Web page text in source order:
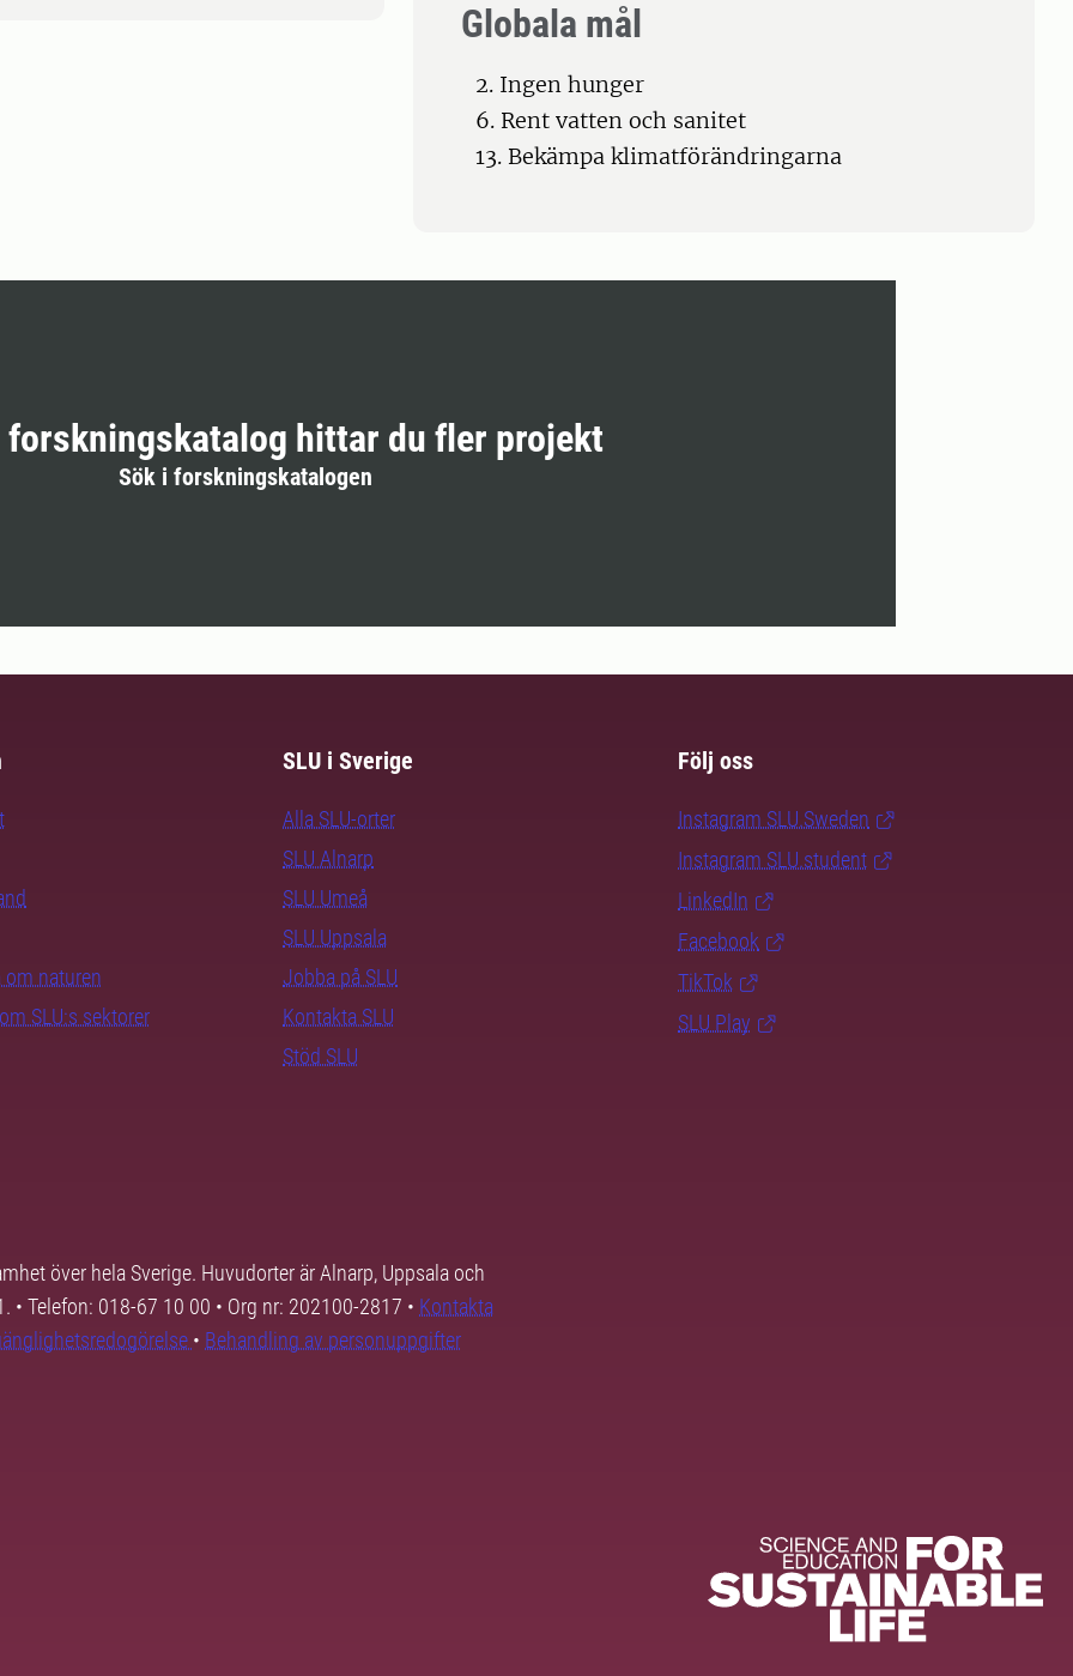
Globala mål
2. Ingen hunger
6. Rent vatten och sanitet
13. Bekämpa klimatförändringarna
forskningskatalog hittar du fler projekt
Sök i forskningskatalogen
naturen
SLU:s sektorer
SLU i Sverige
Alla SLU-orter
SLU Alnarp
SLU Umeå
SLU Uppsala
Jobba på SLU
Kontakta SLU
Stöd SLU
Följ oss
Instagram SLU.Sweden
Instagram SLU.student
LinkedIn
Facebook
TikTok
SLU Play
över hela Sverige. Huvudorter är Alnarp, Uppsala och
Telefon: 018-67 10 00 • Org nr: 202100-2817 • Kontakta
• Behandling av personuppgifter